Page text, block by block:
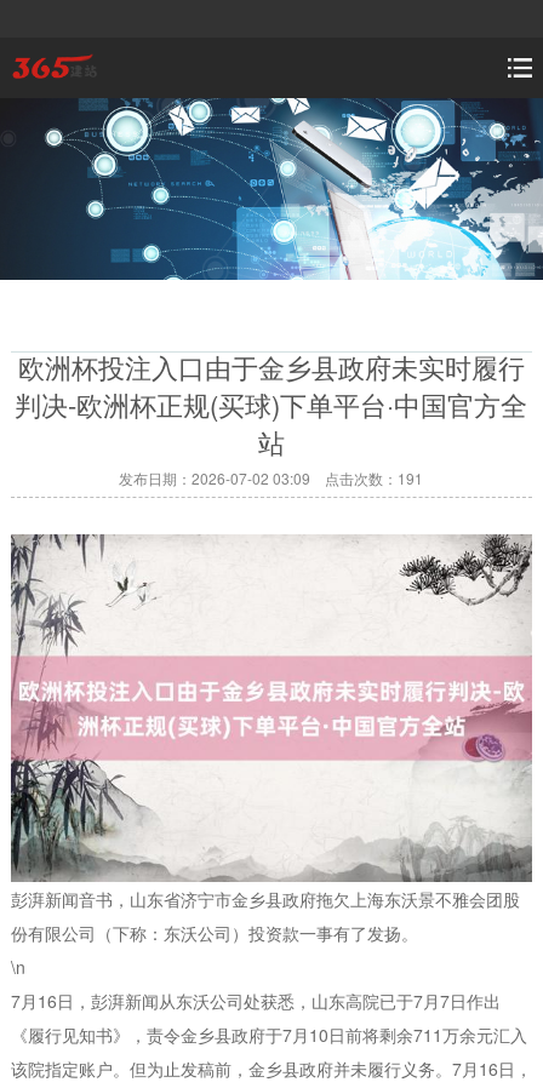
欧洲杯投注入口由于金乡县政府未实时履行
判决-欧洲杯正规(买球)下单平台·中国官方全
站
发布日期：2026-07-02 03:09 点击次数：191
彭湃新闻音书，山东省济宁市金乡县政府拖欠上海东沃景不雅会团股
份有限公司（下称：东沃公司）投资款一事有了发扬。
\n
7月16日，彭湃新闻从东沃公司处获悉，山东高院已于7月7日作出
《履行见知书》，责令金乡县政府于7月10日前将剩余711万余元汇入
该院指定账户。但为止发稿前，金乡县政府并未履行义务。7月16日，